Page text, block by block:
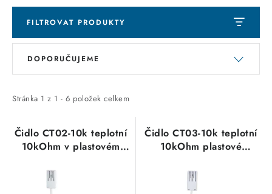
OHŘÍVAČE VODY
CHYTRÁ DOMÁCNOST
SVÍTIDLA domovní
LED osvětlení
SVÍTIDLA interiérová
FILTROVAT PRODUKTY
V
i
p
Stránka 1 z 1 - 6 položek celkem
Ř
e
í
DOPORUČUJEME
Čidlo CT02-10k teplotní
10kOhm v plastovém
termostaty
Čidlo CT03-10k teplotní
10kOhm plastové
konektorem 1,5m pro
termohlavice